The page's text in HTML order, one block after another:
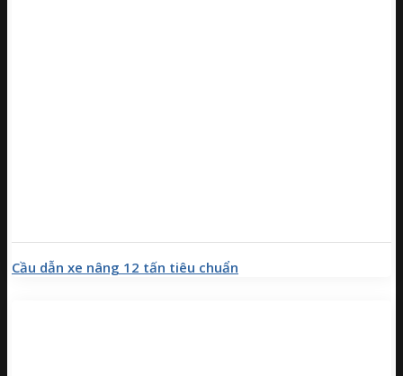
Cầu dẫn xe nâng 12 tấn tiêu chuẩn